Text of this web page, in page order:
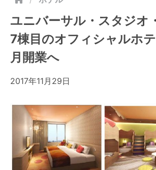
ユニバーサル・スタジオ
7棟目のオフィシャルホ
月開業へ
2017年11月29日